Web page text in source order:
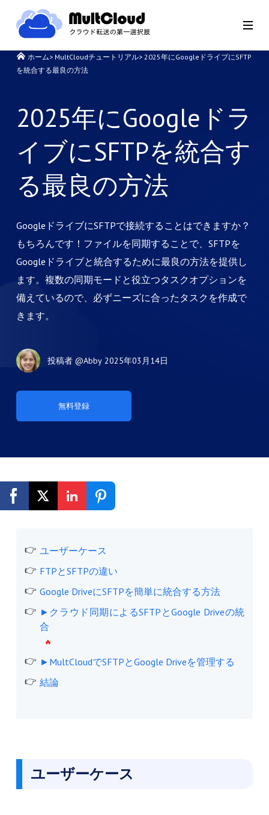
ホーム> MultCloudチュートリアル> 2025年にGoogleドライブにSFTP
を統合する最良の方法
2025年にGoogleドラ
イブにSFTPを統合す
る最良の方法
GoogleドライブにSFTPで接続することはできますか？
もちろんです！ファイルを同期することで、SFTPを
Googleドライブと統合するために最良の方法を提供し
ます。複数の同期モードと役立つタスクオプションを
備えているので、必ずニーズに合ったタスクを作成で
きます。
無料登録
投稿者 @Abby 2025年03月14日
ユーザーケース
FTPとSFTPの違い
Google DriveにSFTPを簡単に統合する方法
►クラウド同期によるSFTPとGoogle Driveの統
合
►MultCloudでSFTPとGoogle Driveを管理する
結論
ユーザーケース